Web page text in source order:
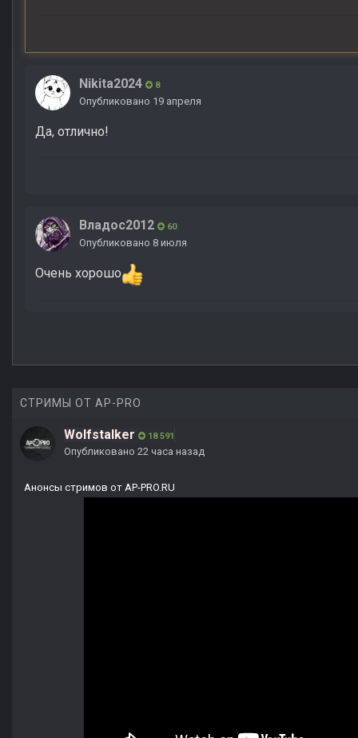
Nikita2024 8
Опубликовано 19 апреля
Да, отлично!
Владос2012 60
Опубликовано 8 июля
Очень хорошо
СТРИМЫ ОТ AP-PRO
Wolfstalker 18 591
Опубликовано 22 часа назад
Анонсы стримов от AP-PRO.RU